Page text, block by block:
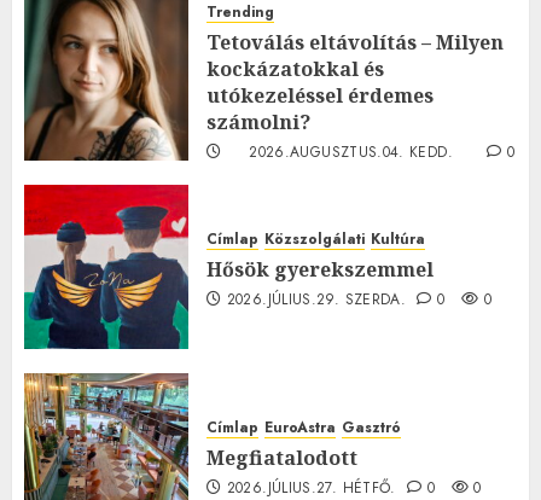
Trending
Tetoválás eltávolítás – Milyen
kockázatokkal és
utókezeléssel érdemes
számolni?
2026.AUGUSZTUS.04. KEDD.
0
Címlap Közszolgálati Kultúra
Hősök gyerekszemmel
2026.JÚLIUS.29. SZERDA. 0 0
Címlap EuroAstra Gasztró
Megfiatalodott
2026.JÚLIUS.27. HÉTFŐ. 0 0